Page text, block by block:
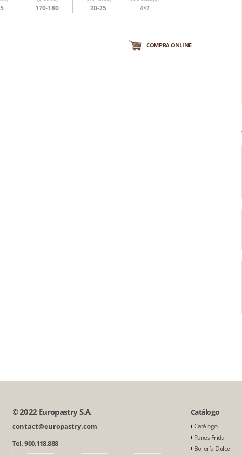
170-180 20-25 4*7
COMPRA ONLINE
© 2022 Europastry S.A.
contact@europastry.com
Tel. 900.118.888
Catálogo
Catálogo
Panes Frida
Bollería Dulce